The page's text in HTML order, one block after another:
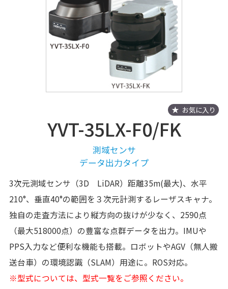
お気に入り
YVT-35LX-F0/FK
測域センサ
データ出力タイプ
3次元測域センサ（3D LiDAR）距離35m(最大)、水平
210°、垂直40°の範囲を３次元計測するレーザスキャナ。
独自の走査方法により縦方向の抜けが少なく、2590点
（最大518000点）の豊富な点群データを出力。IMUや
PPS入力など便利な機能も搭載。ロボットやAGV（無人搬
送台車）の環境認識（SLAM）用途に。ROS対応。
※型式については、型式一覧をご参照ください。